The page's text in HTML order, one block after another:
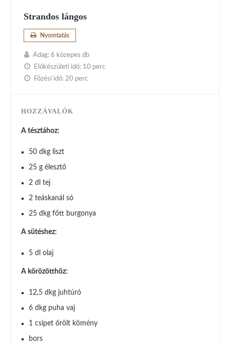
Strandos lángos
Nyomtatás
Adag: 6 közepes db
Előkészületi idő: 10 perc
Főzési idő: 20 perc
HOZZÁVALÓK
A tésztához:
50 dkg liszt
25 g élesztő
2 dl tej
2 teáskanál só
25 dkg főtt burgonya
A sütéshez:
5 dl olaj
A körözötthöz:
12,5 dkg juhtúró
6 dkg puha vaj
1 csipet őrölt kömény
bors